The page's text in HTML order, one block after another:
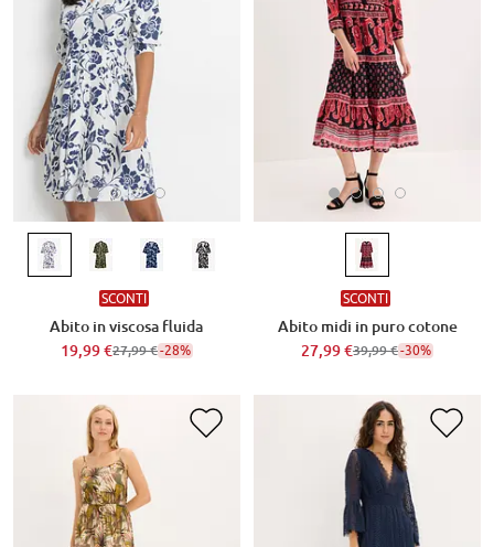
SCONTI
Abito in viscosa fluida
19,99 €27,99 €-28%
SCONTI
Abito midi in puro cotone
27,99 €39,99 €-30%